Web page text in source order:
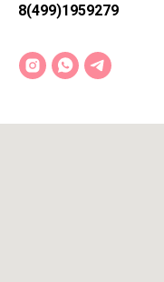
8(499)1959279